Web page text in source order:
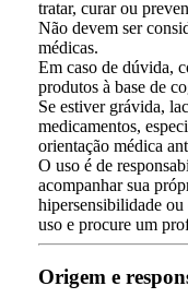
tratar, curar ou
Não devem ser
médicas.
Em caso de dúvida,
produtos à base de
Se estiver grávida,
medicamentos,
orientação médica
O uso é de
acompanhar sua
hipersensibilidade
uso e procure um
Origem e